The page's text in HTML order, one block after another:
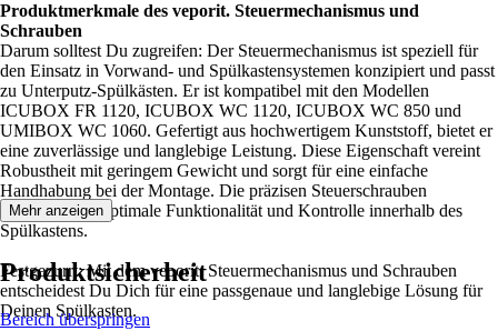
Produktmerkmale des veporit. Steuermechanismus und
Schrauben
Darum solltest Du zugreifen: Der Steuermechanismus ist speziell für
den Einsatz in Vorwand- und Spülkastensystemen konzipiert und passt
zu Unterputz-Spülkästen. Er ist kompatibel mit den Modellen
ICUBOX FR 1120, ICUBOX WC 1120, ICUBOX WC 850 und
UMIBOX WC 1060. Gefertigt aus hochwertigem Kunststoff, bietet er
eine zuverlässige und langlebige Leistung. Diese Eigenschaft vereint
Robustheit mit geringem Gewicht und sorgt für eine einfache
Handhabung bei der Montage. Die präzisen Steuerschrauben
gewährleisten optimale Funktionalität und Kontrolle innerhalb des
Spülkastens.
Festgezurrt: Mit dem veporit. Steuermechanismus und Schrauben
entscheidest Du Dich für eine passgenaue und langlebige Lösung für
Deinen Spülkasten.
Mehr anzeigen
Produktsicherheit
Bereich überspringen